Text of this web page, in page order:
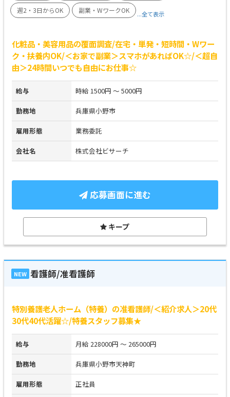
週2・3日からOK
副業・WワークOK ...全て表示
化粧品・美容用品の覆面調査/在宅・単発・短時間・Wワー
ク・扶養内OK/＜お家で副業＞スマホがあればOK☆/＜超自
由＞24時間いつでも自由にお仕事☆
給与 時給 1500円 ～ 5000円
勤務地 兵庫県小野市
雇用形態 業務委託
会社名 株式会社ビサーチ
応募画面に進む
キープ
NEW 看護師/准看護師
特別養護老人ホーム（特養）の准看護師/＜紹介求人＞20代
30代40代活躍☆/特養スタッフ募集★
給与 月給 228000円 ～ 265000円
勤務地 兵庫県小野市天神町
雇用形態 正社員